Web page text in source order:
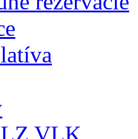
VLK